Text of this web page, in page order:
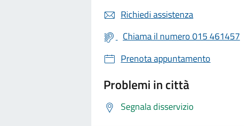
Richiedi assistenza
Chiama il numero 015 461457
Prenota appuntamento
Problemi in città
Segnala disservizio